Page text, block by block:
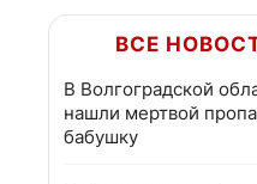
ВСЕ
В Волгоградской
нашли мертвой
бабушку